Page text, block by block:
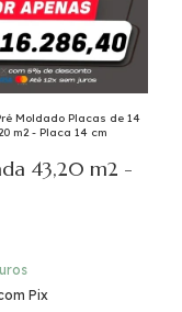
Moldado Placas de 14
m2 - Placa 14 cm
43,20 m2 -
Pix